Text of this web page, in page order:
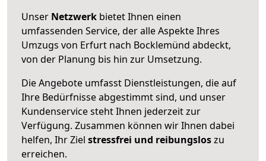
Unser Netzwerk bietet Ihnen einen
umfassenden Service, der alle Aspekte Ihres
Umzugs von Erfurt nach Bocklemünd abdeckt,
von der Planung bis hin zur Umsetzung.
Die Angebote umfasst Dienstleistungen, die auf
Ihre Bedürfnisse abgestimmt sind, und unser
Kundenservice steht Ihnen jederzeit zur
Verfügung. Zusammen können wir Ihnen dabei
helfen, Ihr Ziel stressfrei und reibungsloszu
erreichen.